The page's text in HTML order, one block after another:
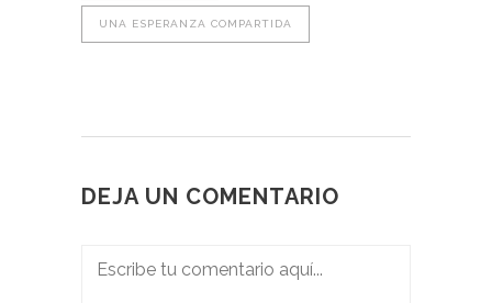
UNA ESPERANZA COMPARTIDA
DEJA UN COMENTARIO